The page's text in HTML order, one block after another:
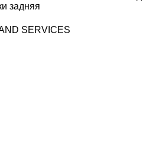
задняя
SERVICES